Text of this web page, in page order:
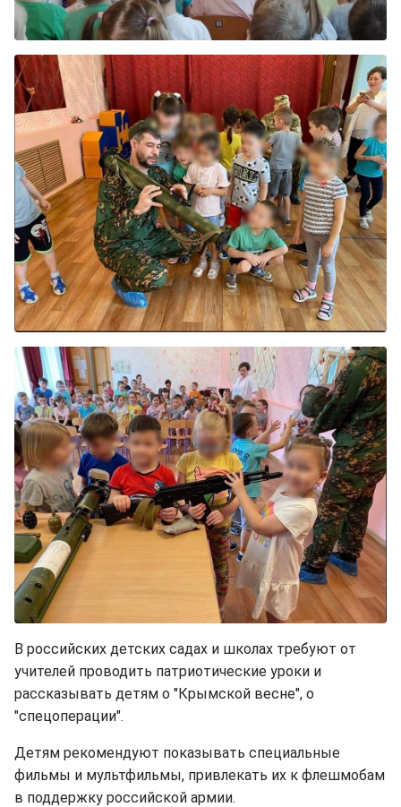
В российских детских садах и школах требуют от
учителей проводить патриотические уроки и
рассказывать детям о "Крымской весне", о
"спецоперации".
Детям рекомендуют показывать специальные
фильмы и мультфильмы, привлекать их к флешмобам
в поддержку российской армии.